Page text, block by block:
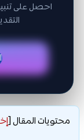
احصل على
محتويات المقال[